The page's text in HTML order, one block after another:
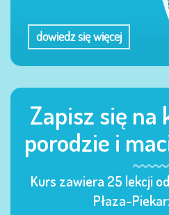
dowiedz się więcej
Zapisz się na
porodzie i
Kurs zawiera 25 lekcji
Płaza-